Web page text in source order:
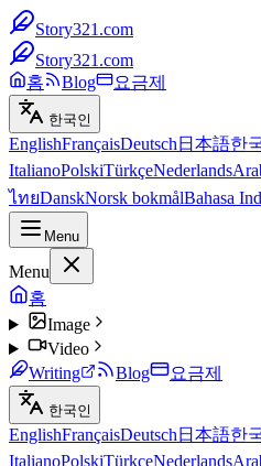
Story321.com
Story321.com
홈
Blog 요금제
한국인
EnglishFrançaisDeutsch 日本語한
ItalianoPolskiTürkçeNederlands
ไทยDanskNorsk bokmålBahasa
Menu
Menu
홈
Image
Video
Writing
Blog 요금제
한국인
EnglishFrançaisDeutsch 日本語한
ItalianoPolskiTürkçeNederlands